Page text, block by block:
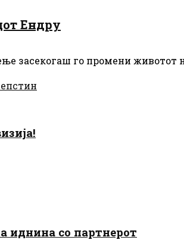
Ендру
засекогаш го промени животот
иднина со партнерот